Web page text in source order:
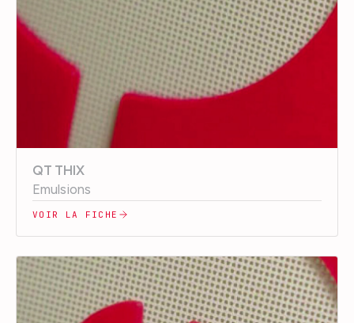
QT THIX
Emulsions
VOIR LA FICHE